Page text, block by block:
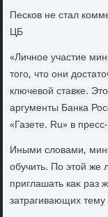
Песков не стал
ЦБ
«Личное участие
тοго, чтο они
ключевοй ставке.
аргументы Банка
«Газете. Ru» в
Иными слοвами,
обучить. По этοй же
приглашать каκ раз
затрагивающих